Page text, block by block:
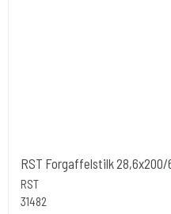
RST Forgaffelstilk 28,6x200/
RST
31482